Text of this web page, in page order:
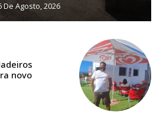
a todos os conteúdos exclusivos e versões
digitais.
De Agosto, 2026
novo